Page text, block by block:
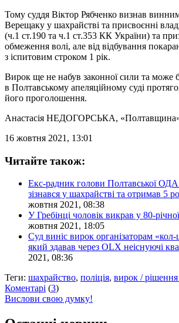
Тому суддя Віктор Рябченко визнав
Верещаку у шахрайстві та присвоєнні
(ч.1 ст.190 та ч.1 ст.353 КК України) та
обмеження волі, але від відбування
з іспитовим строком 1 рік.
Вирок ще не набув законної сили та може
в Полтавському апеляційному суді
його проголошення.
Анастасія НЕДОГОРСЬКА,
16 жовтня 2021, 13:01
Читайте також:
Екс-радник голови Полтавської
зізнався у шахрайстві та отримав 5
жовтня 2021, 08:38
У Гребінці чоловік викрав у 80-
жовтня 2021, 18:05
Суд виніс вирок організаторам
який здавав через OLX неіснуючі
2021, 08:36
Теги: шахрайство, поліція, вирок / рішення
Коментарі (3)
Вислови свою думку!